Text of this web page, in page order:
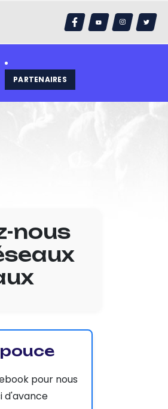
PARTENAIRES
nous
pour nous
d'avance